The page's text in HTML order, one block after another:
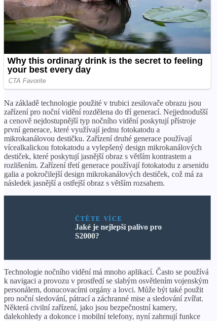
Na základě technologie použité v trubici zesilovače obrazu jsou
zařízení pro noční vidění rozdělena do tří generací. Nejjednodušší
a cenově nejdostupnější typ nočního vidění poskytují přístroje
první generace, které využívají jednu fotokatodu a
mikrokanálovou destičku. Zařízení druhé generace používají
vícealkalickou fotokatodu a vylepšený design mikrokanálových
destiček, které poskytují jasnější obraz s větším kontrastem a
rozlišením. Zařízení třetí generace používají fotokatodu z arsenidu
galia a pokročilejší design mikrokanálových destiček, což má za
následek jasnější a ostřejší obraz s větším rozsahem.
ČTĚTE VÍCE
Jaké je nejlepší palivo pro
S2000?
Technologie nočního vidění má mnoho aplikací. Často se používá
k navigaci a provozu v prostředí se slabým osvětlením vojenským
personálem, donucovacími orgány a lovci. Může být také použit
pro noční sledování, pátrací a záchranné mise a sledování zvířat.
Některá civilní zařízení, jako jsou bezpečnostní kamery,
dalekohledy a dokonce i mobilní telefony, nyní zahrnují funkce